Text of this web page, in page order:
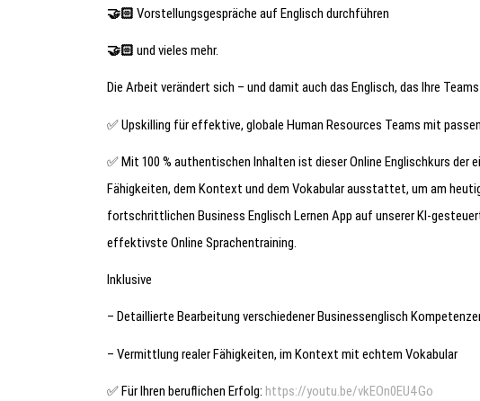
🤝🏻 Vorstellungsgespräche auf Englisch durchführen
🤝🏻 und vieles mehr.
Die Arbeit verändert sich – und damit auch das Englisch, das Ihre
✅ Upskilling für effektive, globale Human Resources Teams mit
✅ Mit 100 % authentischen Inhalten ist dieser Online Englischkurs der
Fähigkeiten, dem Kontext und dem Vokabular ausstattet, um am
fortschrittlichen Business Englisch Lernen App auf unserer KI-
effektivste Online Sprachentraining.
Inklusive
– Detaillierte Bearbeitung verschiedener Businessenglisch
– Vermittlung realer Fähigkeiten, im Kontext mit echtem Vokabular
✅ Für Ihren beruflichen Erfolg: https://youtu.be/vkEOn0EU4Go